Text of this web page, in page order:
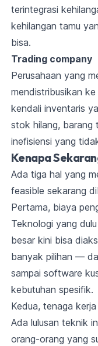
terintegrasi
kehilangan tamu
bisa.
Trading company
Perusahaan yang
mendistribusikan
kendali inventaris
stok hilang, barang
inefisiensi yang
Kenapa
Ada tiga hal yang
feasible sekarang
Pertama, biaya
Teknologi yang
besar kini bisa
banyak pilihan —
sampai software
kebutuhan spesifik.
Kedua, tenaga
Ada lulusan teknik
orang-orang yang